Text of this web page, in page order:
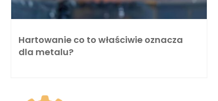
Hartowanie co to właściwie oznacza
dla metalu?